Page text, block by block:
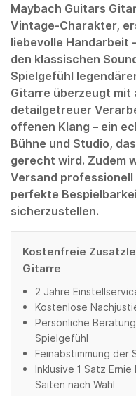
Maybach Guitars
Vintage-Charakter,
liebevolle Handarbeit
den klassischen
Spielgefühl
Gitarre überzeugt mit
detailgetreuer
offenen Klang – ein
Bühne und Studio,
gerecht wird. Zudem
Versand
perfekte
sicherzustellen.
Kostenfreie
Gitarre
2 Jahre
Kostenlose
Persönliche
Spielgefühl
Feinabstimmung der
Inklusive 1 Satz
Saiten nach Wahl